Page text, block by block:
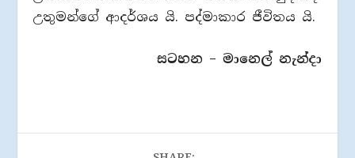
උතුමන්ගේ ආදර්ශය යි. පද්මාකාර ජීවිතය යි.
සටහන – මානෙල් නැන්දා